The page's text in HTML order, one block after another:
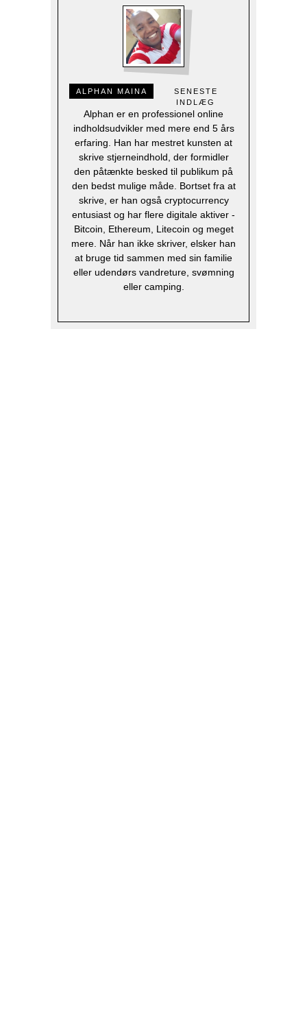
ALPHAN MAINA
SENESTE
INDLÆG
Alphan er en professionel online
indholdsudvikler med mere end 5 års
erfaring. Han har mestret kunsten at
skrive stjerneindhold, der formidler
den påtænkte besked til publikum på
den bedst mulige måde. Bortset fra at
skrive, er han også cryptocurrency
entusiast og har flere digitale aktiver -
Bitcoin, Ethereum, Litecoin og meget
mere. Når han ikke skriver, elsker han
at bruge tid sammen med sin familie
eller udendørs vandreture, svømning
eller camping.